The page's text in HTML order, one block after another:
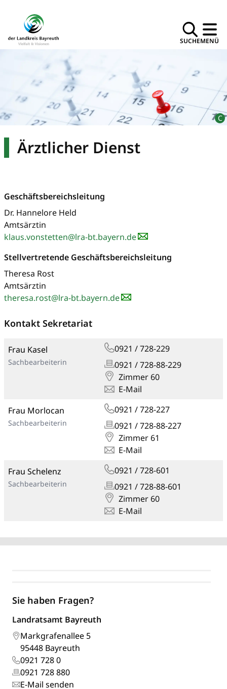
SUCHEMENÜ
Ärztlicher Dienst
Geschäftsbereichsleitung
Dr. Hannelore Held
Amtsärztin
klaus.vonstetten@lra-bt.bayern.de
Stellvertretende Geschäftsbereichsleitung
Theresa Rost
Amtsärztin
theresa.rost@lra-bt.bayern.de
Kontakt Sekretariat
Frau Kasel
Sachbearbeiterin
0921 / 728-229
0921 / 728-88-229
Zimmer 60
E-Mail
Frau Morlocan
Sachbearbeiterin
0921 / 728-227
0921 / 728-88-227
Zimmer 61
E-Mail
Frau Schelenz
Sachbearbeiterin
0921 / 728-601
0921 / 728-88-601
Zimmer 60
E-Mail
Sie haben Fragen?
Landratsamt Bayreuth
Markgrafenallee 5
95448 Bayreuth
0921 728 0
0921 728 880
E-Mail senden